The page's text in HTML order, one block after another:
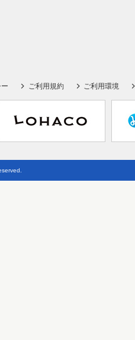
ご利用規約 ご利用環境